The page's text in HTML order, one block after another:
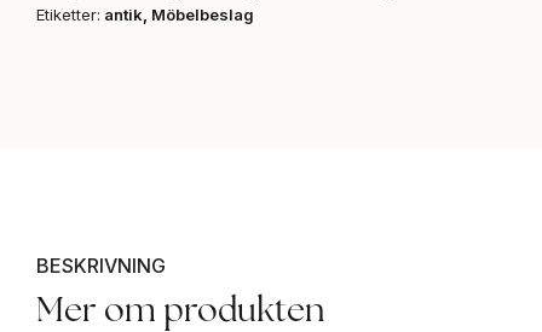
Etiketter: antik Möbelbeslag
BESKRIVNING
Mer om produkten